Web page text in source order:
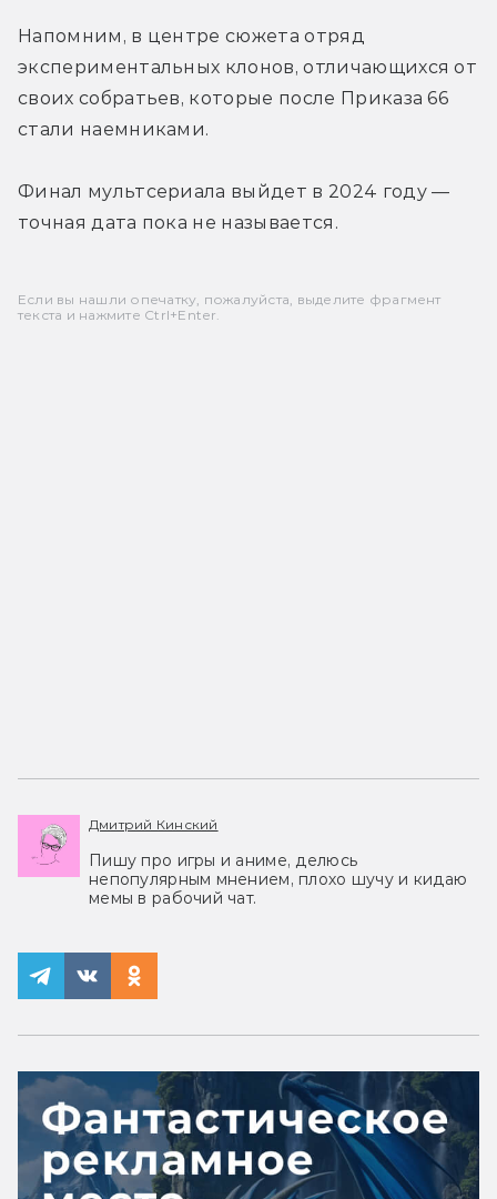
Напомним, в центре сюжета отряд
экспериментальных клонов, отличающихся от
своих собратьев, которые после Приказа 66
стали наемниками.
Финал мультсериала выйдет в 2024 году —
точная дата пока не называется.
Если вы нашли опечатку, пожалуйста, выделите фрагмент
текста и нажмите Ctrl+Enter.
Дмитрий Кинский
Пишу про игры и аниме, делюсь
непопулярным мнением, плохо шучу и кидаю
мемы в рабочий чат.